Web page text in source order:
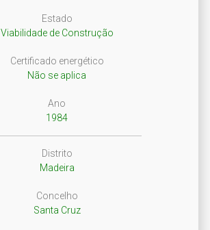
Estado
Viabilidade de Construção
Certificado energético
Não se aplica
Ano
1984
Distrito
Madeira
Concelho
Santa Cruz